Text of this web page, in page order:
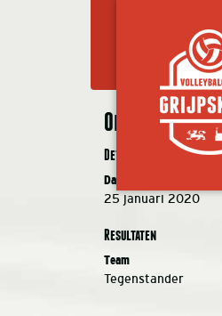
Oranje
Details
Datum
25 januari 2020
Resultaten
Team
Tegenstander